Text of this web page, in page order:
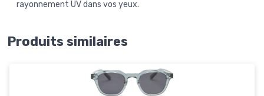
rayonnement UV dans vos yeux.
Produits similaires